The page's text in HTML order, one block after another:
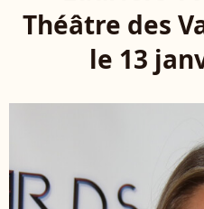
Théâtre des
le 13